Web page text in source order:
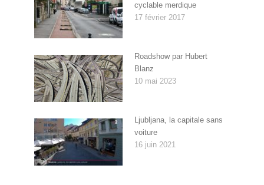
cyclable merdique
17 février 2017
Roadshow par Hubert
Blanz
10 mai 2023
Ljubljana, la capitale sans
voiture
16 juin 2021